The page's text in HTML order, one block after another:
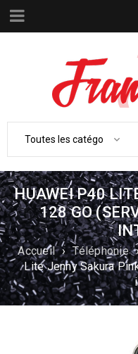
HUAWEI P40
128 GO
Accueil › Téléphonie
Lite Jenny Sakura